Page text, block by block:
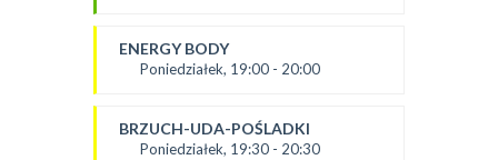
Ania
*Zajęcia dla dorosłych i dzieci
ENERGY BODY
Poniedziałek, 19:00 - 20:00
Karolina
SALA 2
BRZUCH-UDA-POŚLADKI
Poniedziałek, 19:30 - 20:30